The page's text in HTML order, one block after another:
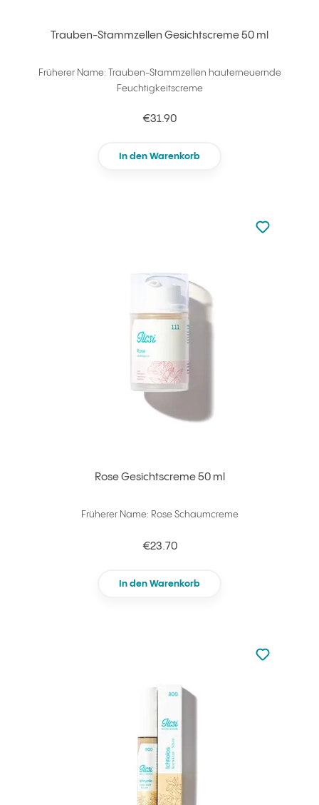
Trauben-Stammzellen Gesichtscreme 50 ml
Früherer Name: Trauben-Stammzellen hauterneuernde
Feuchtigkeitscreme
€31.90
In den Warenkorb
Rose Gesichtscreme 50 ml
Früherer Name: Rose Schaumcreme
€23.70
In den Warenkorb
zu den
zu Ihren
zu den
zu Ihren